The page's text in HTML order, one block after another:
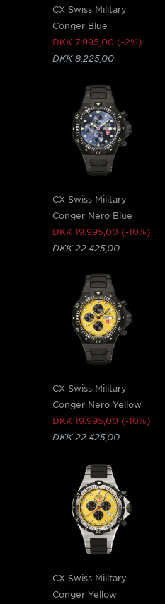
CX Swiss Military
Conger Blue
DKK 7.995,00 (-2%)
DKK 8.225,00
CX Swiss Military
Conger Nero Blue
DKK 19.995,00 (-10%)
DKK 22.425,00
CX Swiss Military
Conger Nero Yellow
DKK 19.995,00 (-10%)
DKK 22.425,00
CX Swiss Military
Conger Yellow